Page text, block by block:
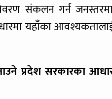
संकलन गर्न
यहाँका आवश्यकतालाई
प्रदेश सरकारका